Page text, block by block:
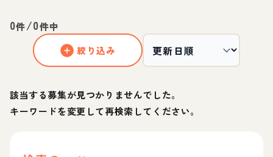
0件/0件中
絞り込み
該当する募集が見つかりませんでした。
キーワードを変更して再検索してください。